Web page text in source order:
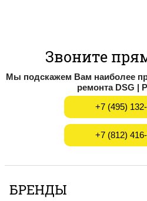
Звоните
Мы подскажем Вам наиболее
ремонта DSG |
+7 (495)
+7 (812)
БРЕНДЫ